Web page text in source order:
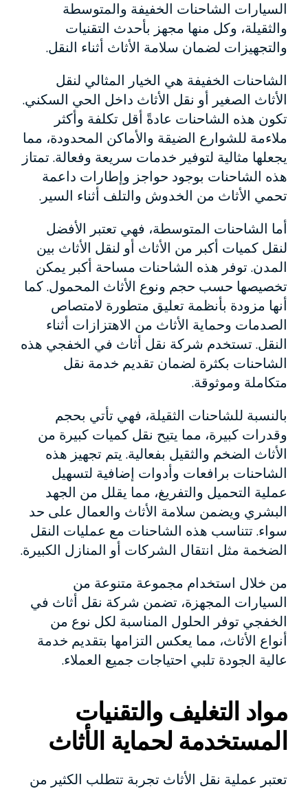
السيارات الشاحنات الخفيفة والمتوسطة
والثقيلة، وكل منها مجهز بأحدث التقنيات
والتجهيزات لضمان سلامة الأثاث أثناء النقل.
الشاحنات الخفيفة هي الخيار المثالي لنقل
الأثاث الصغير أو نقل الأثاث داخل الحي السكني.
تكون هذه الشاحنات عادةً أقل تكلفة وأكثر
ملاءمة للشوارع الضيقة والأماكن المحدودة، مما
يجعلها مثالية لتوفير خدمات سريعة وفعالة. تمتاز
هذه الشاحنات بوجود حواجز وإطارات داعمة
تحمي الأثاث من الخدوش والتلف أثناء السير.
أما الشاحنات المتوسطة، فهي تعتبر الأفضل
لنقل كميات أكبر من الأثاث أو لنقل الأثاث بين
المدن. توفر هذه الشاحنات مساحة أكبر يمكن
تخصيصها حسب حجم ونوع الأثاث المحمول. كما
أنها مزودة بأنظمة تعليق متطورة لامتصاص
الصدمات وحماية الأثاث من الاهتزازات أثناء
النقل. تستخدم شركة نقل أثاث في الخفجي هذه
الشاحنات بكثرة لضمان تقديم خدمة نقل
متكاملة وموثوقة.
بالنسبة للشاحنات الثقيلة، فهي تأتي بحجم
وقدرات كبيرة، مما يتيح نقل كميات كبيرة من
الأثاث الضخم والثقيل بفعالية. يتم تجهيز هذه
الشاحنات برافعات وأدوات إضافية لتسهيل
عملية التحميل والتفريغ، مما يقلل من الجهد
البشري ويضمن سلامة الأثاث والعمال على حد
سواء. تتناسب هذه الشاحنات مع عمليات النقل
الضخمة مثل انتقال الشركات أو المنازل الكبيرة.
من خلال استخدام مجموعة متنوعة من
السيارات المجهزة، تضمن شركة نقل أثاث في
الخفجي توفر الحلول المناسبة لكل نوع من
أنواع الأثاث، مما يعكس التزامها بتقديم خدمة
عالية الجودة تلبي احتياجات جميع العملاء.
مواد التغليف والتقنيات
المستخدمة لحماية الأثاث
تعتبر عملية نقل الأثاث تجربة تتطلب الكثير من